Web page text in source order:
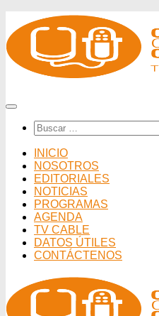
al
contenido
Buscar:
INICIO
NOSOTROS
EDITORIALES
NOTICIAS
PROGRAMAS
AGENDA
TV CABLE
DATOS ÚTILES
CONTÁCTENOS